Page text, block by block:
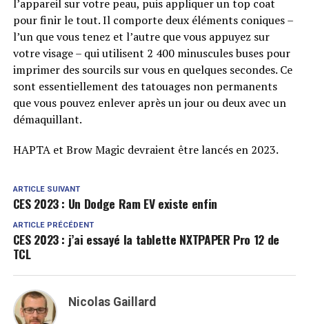
l’appareil sur votre peau, puis appliquer un top coat
pour finir le tout. Il comporte deux éléments coniques –
l’un que vous tenez et l’autre que vous appuyez sur
votre visage – qui utilisent 2 400 minuscules buses pour
imprimer des sourcils sur vous en quelques secondes. Ce
sont essentiellement des tatouages ​​non permanents
que vous pouvez enlever après un jour ou deux avec un
démaquillant.
HAPTA et Brow Magic devraient être lancés en 2023.
ARTICLE SUIVANT
CES 2023 : Un Dodge Ram EV existe enfin
ARTICLE PRÉCÉDENT
CES 2023 : j’ai essayé la tablette NXTPAPER Pro 12 de
TCL
Nicolas Gaillard